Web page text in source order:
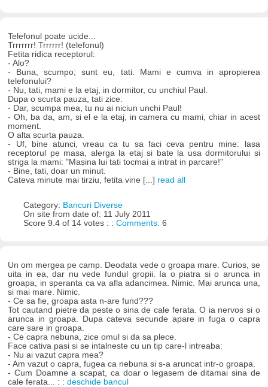
Telefonul poate ucide...
Trrrrrrr! Trrrrrr! (telefonul)
Fetita ridica receptorul:
- Alo?
- Buna, scumpo; sunt eu, tati. Mami e cumva in apropierea
telefonului?
- Nu, tati, mami e la etaj, in dormitor, cu unchiul Paul.
Dupa o scurta pauza, tati zice:
- Dar, scumpa mea, tu nu ai niciun unchi Paul!
- Oh, ba da, am, si el e la etaj, in camera cu mami, chiar in acest
moment.
O alta scurta pauza.
- Uf, bine atunci, vreau ca tu sa faci ceva pentru mine: lasa
receptorul pe masa, alerga la etaj si bate la usa dormitorului si
striga la mami: "Masina lui tati tocmai a intrat in parcare!"
- Bine, tati, doar un minut.
Cateva minute mai tirziu, fetita vine [...] read all
Category: Bancuri Diverse
On site from date of: 11 July 2011
Score 9.4 of 14 votes : : Comments: 6
Un om mergea pe camp. Deodata vede o groapa mare. Curios, se
uita in ea, dar nu vede fundul gropii. Ia o piatra si o arunca in
groapa, in speranta ca va afla adancimea. Nimic. Mai arunca una,
si mai mare. Nimic.
- Ce sa fie, groapa asta n-are fund???
Tot cautand pietre da peste o sina de cale ferata. O ia nervos si o
arunca in groapa. Dupa cateva secunde apare in fuga o capra
care sare in groapa.
- Ce capra nebuna, zice omul si da sa plece.
Face cativa pasi si se intalneste cu un tip care-l intreaba:
- Nu ai vazut capra mea?
- Am vazut o capra, fugea ca nebuna si s-a aruncat intr-o groapa.
- Cum Doamne a scapat, ca doar o legasem de ditamai sina de
cale ferata... : :deschide bancul